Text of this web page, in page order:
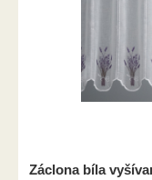
Záclona bíla